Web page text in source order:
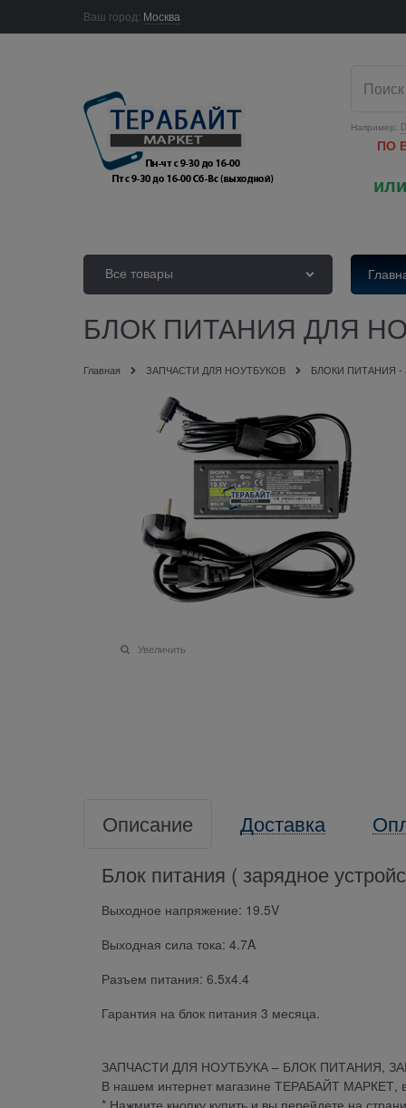
Ваш город: Москва
Например:
ПО
Все товары
БЛОК ПИТАНИЯ ДЛЯ
Главная ЗАПЧАСТИ ДЛЯ НОУТБУКОВ БЛОКИ ПИТАНИЯ -
Увеличить
Описание Доставка
Блок питания ( зарядное
Выходное напряжение: 19.5V
Выходная сила тока: 4.7A
Разъем питания: 6.5x4.4
Гарантия на блок питания 3 месяца.
ЗАПЧАСТИ ДЛЯ НОУТБУКА – БЛОК ПИТАНИЯ,
В нашем интернет магазине ТЕРАБАЙТ МАРКЕТ,